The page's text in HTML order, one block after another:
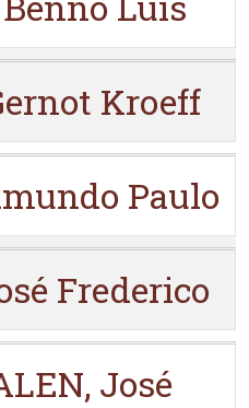
Kroeff
Paulo
Frederico
José